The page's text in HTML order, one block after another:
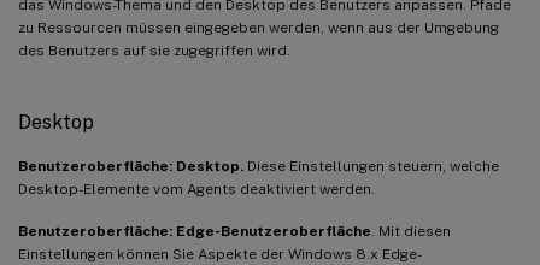
das Windows-Thema und den Desktop des Benutzers anpassen. Pfade
zu Ressourcen müssen eingegeben werden, wenn aus der Umgebung
des Benutzers auf sie zugegriffen wird.
Desktop
Benutzeroberfläche: Desktop. Diese Einstellungen steuern, welche
Desktop-Elemente vom Agents deaktiviert werden.
Benutzeroberfläche: Edge-Benutzeroberfläche . Mit diesen
Einstellungen können Sie Aspekte der Windows 8.x Edge-